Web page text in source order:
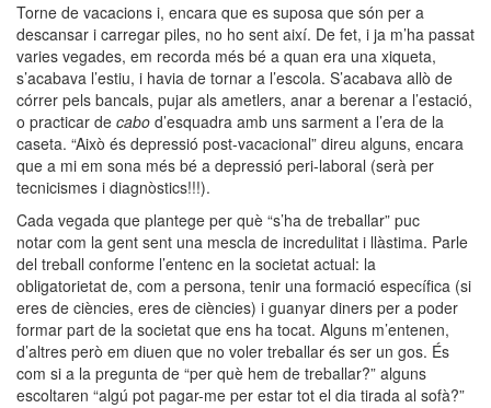
Torne de vacacions i, encara que es suposa que són per a
descansar i carregar piles, no ho sent així. De fet, i ja m’ha passat
varies vegades, em recorda més bé a quan era una xiqueta,
s’acabava l’estiu, i havia de tornar a l’escola. S’acabava allò de
córrer pels bancals, pujar als ametlers, anar a berenar a l’estació,
o practicar de cabo d’esquadra amb uns sarment a l’era de la
caseta. “Això és depressió post-vacacional” direu alguns, encara
que a mi em sona més bé a depressió peri-laboral (serà per
tecnicismes i diagnòstics!!!).
Cada vegada que plantege per què “s’ha de treballar” puc
notar com la gent sent una mescla de incredulitat i llàstima. Parle
del treball conforme l’entenc en la societat actual: la
obligatorietat de, com a persona, tenir una formació específica (si
eres de ciències, eres de ciències) i guanyar diners per a poder
formar part de la societat que ens ha tocat. Alguns m’entenen,
d’altres però em diuen que no voler treballar és ser un gos. És
com si a la pregunta de “per què hem de treballar?” alguns
escoltaren “algú pot pagar-me per estar tot el dia tirada al sofà?”